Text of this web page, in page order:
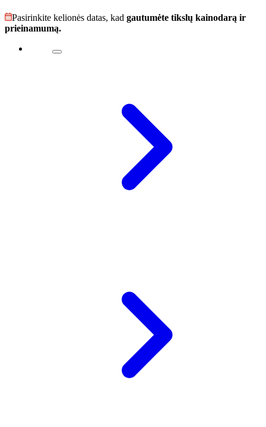
Pasirinkite kelionės datas, kad gautumėte tikslų kainodarą ir
prieinamumą.